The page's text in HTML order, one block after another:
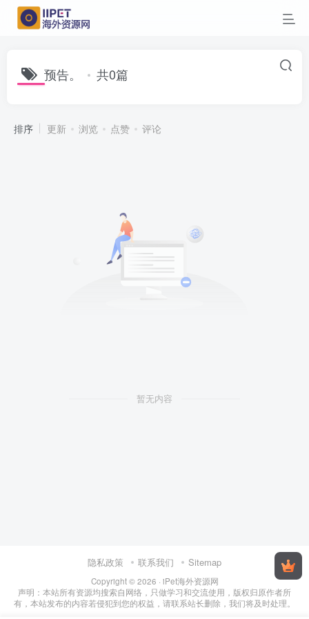
预告。 共0篇
排序 更新 浏览 点赞 评论
暂无内容
隐私政策 联系我们 Sitemap
Copyright © 2026 · iPet海外资源网
声明：本站所有资源均搜索自网络，只做学习和交流使用，版权归原作者所
有，本站发布的内容若侵犯到您的权益，请联系站长删除，我们将及时处理。